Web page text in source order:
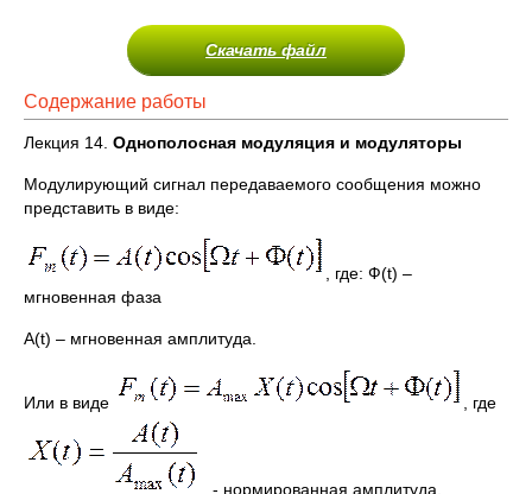
Скачать файл
Содержание работы
Лекция 14. Однополосная модуляция и модуляторы
Модулирующий сигнал передаваемого сообщения можно
представить в виде:
, где: Ф(t) –
мгновенная фаза
А(t) – мгновенная амплитуда.
Или в виде , где
- нормированная амплитуда.